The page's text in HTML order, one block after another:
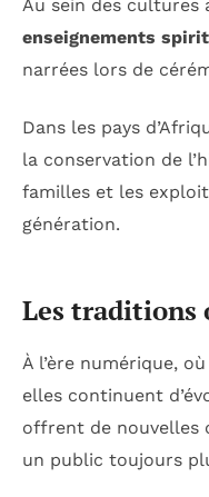
Au sein des cultures
enseignements
narrées lors de
Dans les pays
la conservation de
familles et les
génération.
Les traditions
À l’ère numérique,
elles continuent
offrent de nouvelles
un public toujours